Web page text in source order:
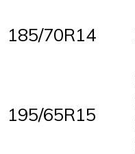
185/70R14
195/65R15